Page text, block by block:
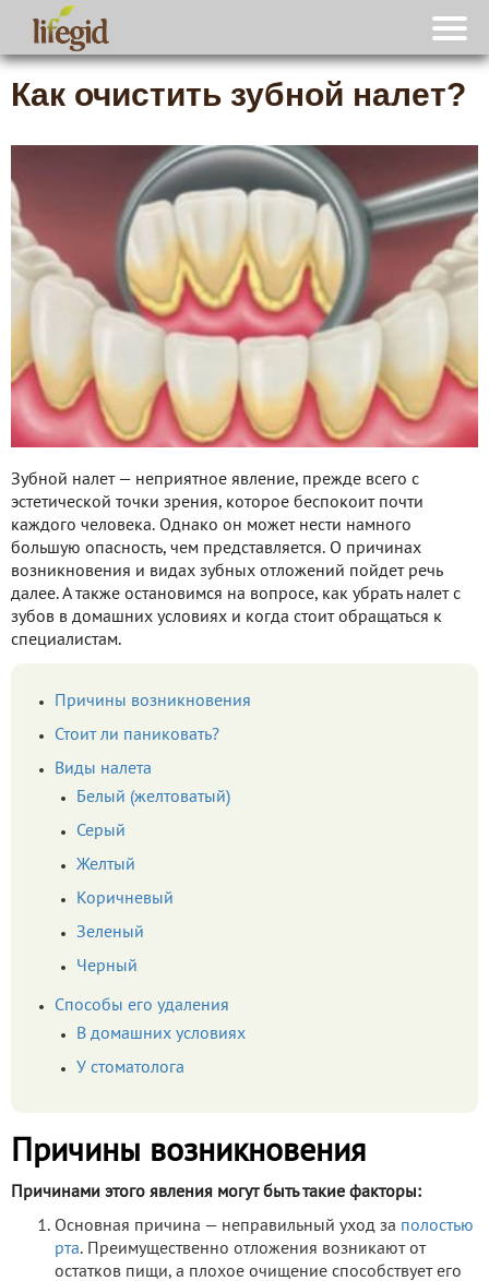
Как очистить зубной налет?
Зубной налет — неприятное явление, прежде всего с
эстетической точки зрения, которое беспокоит почти
каждого человека. Однако он может нести намного
большую опасность, чем представляется. О причинах
возникновения и видах зубных отложений пойдет речь
далее. А также остановимся на вопросе, как убрать налет с
зубов в домашних условиях и когда стоит обращаться к
специалистам.
Причины возникновения
Стоит ли паниковать?
Виды налета
Белый (желтоватый)
Серый
Желтый
Коричневый
Зеленый
Черный
Способы его удаления
В домашних условиях
У стоматолога
Причины возникновения
Причинами этого явления могут быть такие факторы:
Основная причина — неправильный уход за полостью
рта. Преимущественно отложения возникают от
остатков пищи, а плохое очищение способствует его